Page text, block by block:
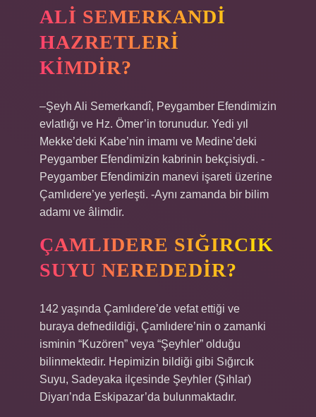
ALI SEMERKANDI
HAZRETLERI
KIMDIR?
–Şeyh Ali Semerkandî, Peygamber Efendimizin
evlatlığı ve Hz. Ömer’in torunudur. Yedi yıl
Mekke’deki Kabe’nin imamı ve Medine’deki
Peygamber Efendimizin kabrinin bekçisiydi. -
Peygamber Efendimizin manevi işareti üzerine
Çamlıdere’ye yerleşti. -Aynı zamanda bir bilim
adamı ve âlimdir.
ÇAMLIDERE SIĞIRCIK
SUYU NEREDEDIR?
142 yaşında Çamlıdere’de vefat ettiği ve
buraya defnedildiği, Çamlıdere’nin o zamanki
isminin “Kuzören” veya “Şeyhler” olduğu
bilinmektedir. Hepimizin bildiği gibi Sığırcık
Suyu, Sadeyaka ilçesinde Şeyhler (Şıhlar)
Diyarı’nda Eskipazar’da bulunmaktadır.